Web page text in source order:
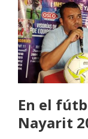
En el
Nayarit